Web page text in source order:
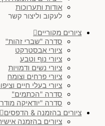
אודות ותערוכות
לעקוב וליצור קשר
ציורים מקוריים
סדרה "שברי זהות"
ציורי אבסטרקט
ציורי נוף וטבע
ציורי נשים ודמויות
ציורי פרחים וצומח
ציורי בעלי חיים
סדרה "הכתמים"
סדרה "יודאיקה
ציורים בהזמנה & הדפסים
ציורים בהזמנה